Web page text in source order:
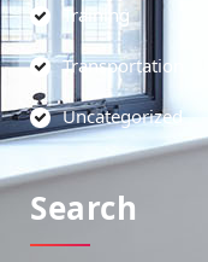
Training
Transportation
Uncategorized
Search